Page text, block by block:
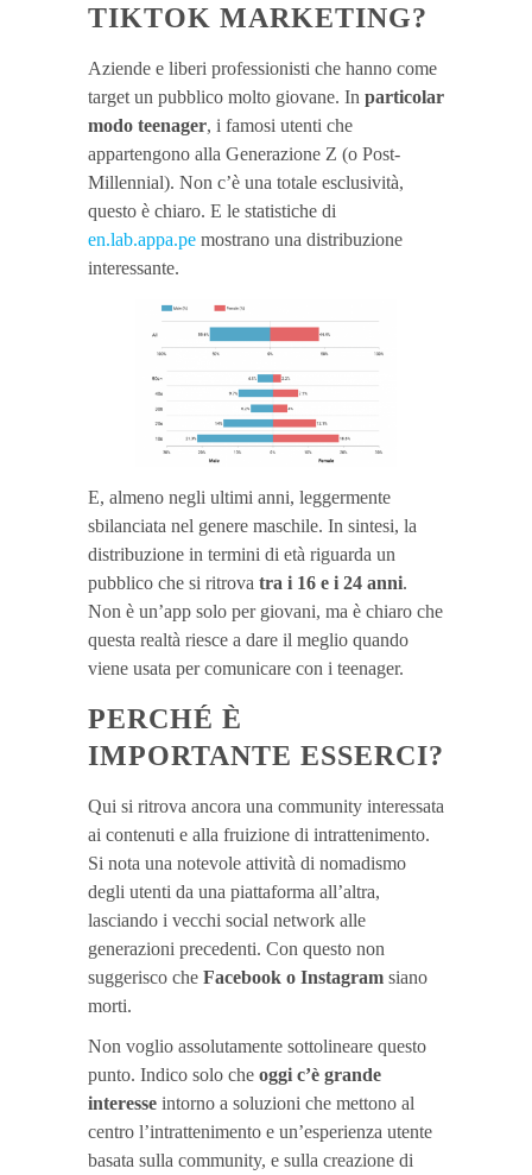
TIKTOK MARKETING?
Aziende e liberi professionisti che hanno come
target un pubblico molto giovane. In particolar
modo teenager, i famosi utenti che
appartengono alla Generazione Z (o Post-
Millennial). Non c’è una totale esclusività,
questo è chiaro. E le statistiche di
en.lab.appa.pe mostrano una distribuzione
interessante.
E, almeno negli ultimi anni, leggermente
sbilanciata nel genere maschile. In sintesi, la
distribuzione in termini di età riguarda un
pubblico che si ritrova tra i 16 e i 24 anni.
Non è un’app solo per giovani, ma è chiaro che
questa realtà riesce a dare il meglio quando
viene usata per comunicare con i teenager.
PERCHÉ È
IMPORTANTE ESSERCI?
Qui si ritrova ancora una community interessata
ai contenuti e alla fruizione di intrattenimento.
Si nota una notevole attività di nomadismo
degli utenti da una piattaforma all’altra,
lasciando i vecchi social network alle
generazioni precedenti. Con questo non
suggerisco che Facebook o Instagram siano
morti.
Non voglio assolutamente sottolineare questo
punto. Indico solo che oggi c’è grande
interesse intorno a soluzioni che mettono al
centro l’intrattenimento e un’esperienza utente
basata sulla community, e sulla creazione di